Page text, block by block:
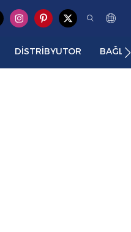
DISTRIBYUTOR